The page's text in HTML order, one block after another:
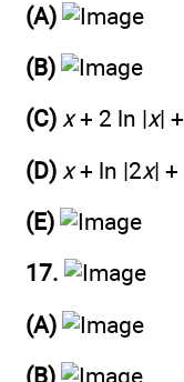
(A)
(B)
(C) x + 2 ln |x| +
(D) x + ln |2x| +
(E)
17.
(A)
(B)